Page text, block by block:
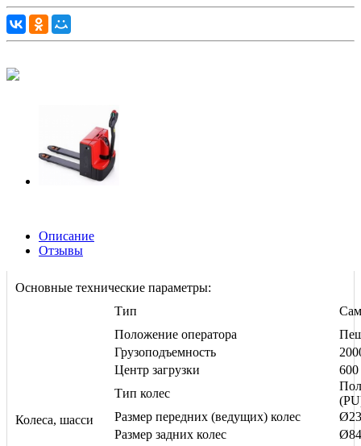
Описание
Отзывы
Основные технические параметры:
Тип
Положение оператора
Грузоподъемность
Центр загрузки
600
Колеса, шасси
Тип колес
Размер передних (ведущих) колес
Размер задних колес